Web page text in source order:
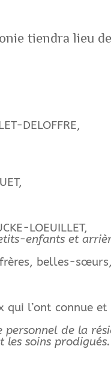
tiendra lieu
DELOFFRE,
LOEUILLET,
enfants et
belles-
qui l’ont connue et
de la
les soins prodigués.